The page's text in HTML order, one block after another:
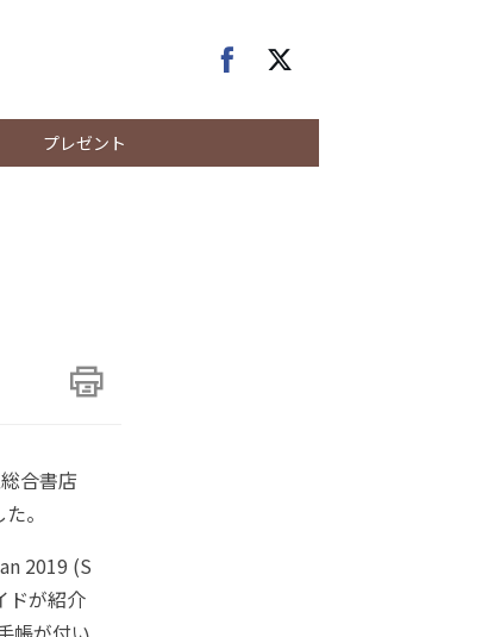
プレゼント
合書店
。
2019 (S
ドが紹介